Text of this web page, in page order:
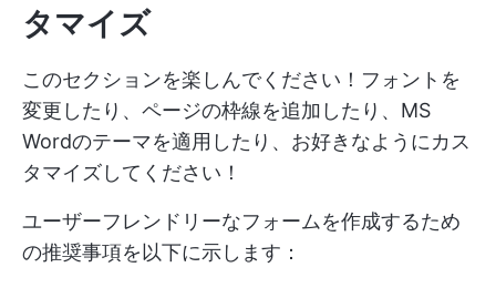
タマイズ
このセクションを楽しんでください！フォントを
変更したり、ページの枠線を追加したり、MS
Wordのテーマを適用したり、お好きなようにカス
タマイズしてください！
ユーザーフレンドリーなフォームを作成するため
の推奨事項を以下に示します：